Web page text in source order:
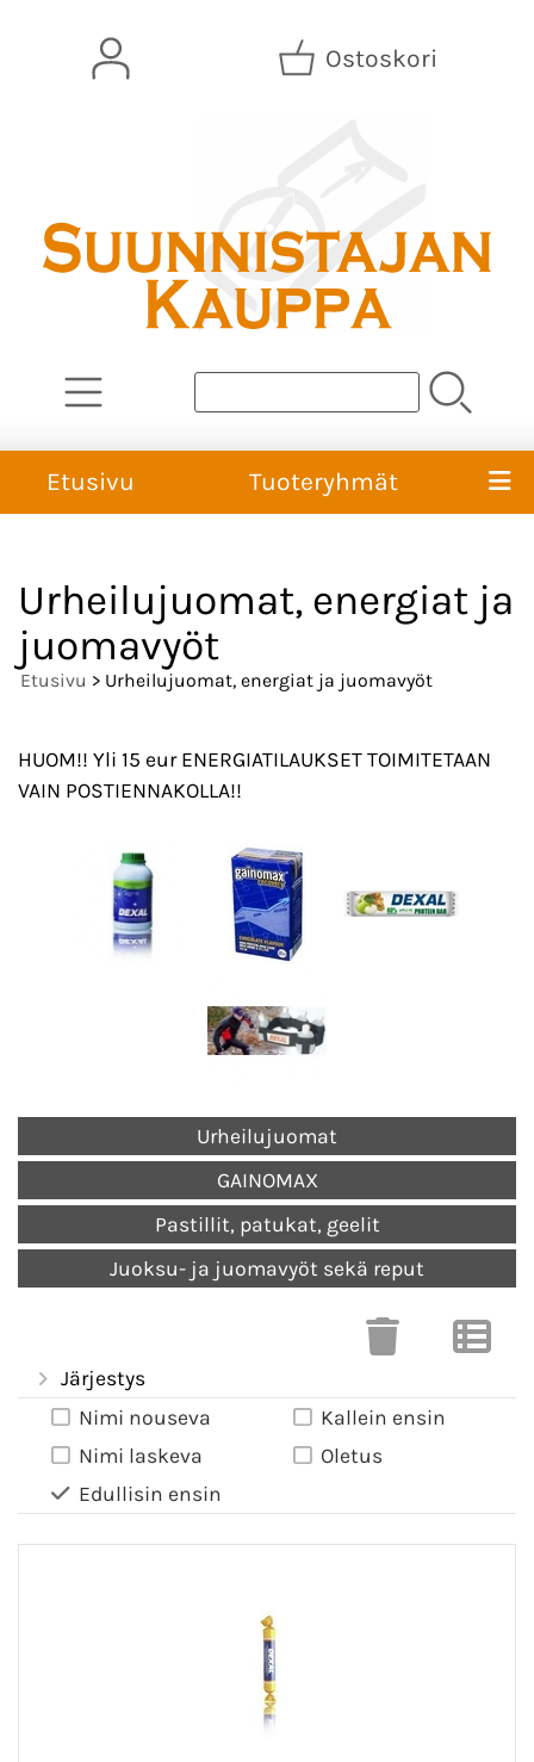
Ostoskori
Etusivu Tuoteryhmät
Urheilujuomat, energiat ja
juomavyöt
Etusivu > Urheilujuomat, energiat ja juomavyöt
HUOM!! Yli 15 eur ENERGIATILAUKSET TOIMITETAAN
VAIN POSTIENNAKOLLA!!
Urheilujuomat
GAINOMAX
Pastillit, patukat, geelit
Juoksu- ja juomavyöt sekä reput
Järjestys
Nimi nouseva
Nimi laskeva
Edullisin ensin
Kallein ensin
Oletus